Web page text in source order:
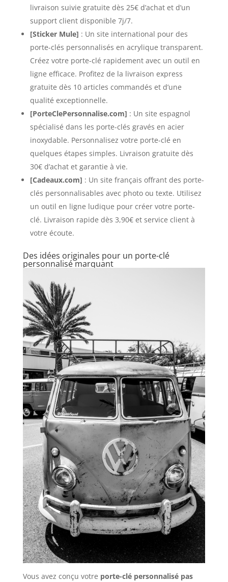
livraison suivie gratuite dès 25€ d’achat et d’un
support client disponible 7j/7.
[Sticker Mule] : Un site international pour des
porte-clés personnalisés en acrylique transparent.
Créez votre porte-clé rapidement avec un outil en
ligne efficace. Profitez de la livraison express
gratuite dès 10 articles commandés et d’une
qualité exceptionnelle.
[PorteClePersonnalise.com] : Un site espagnol
spécialisé dans les porte-clés gravés en acier
inoxydable. Personnalisez votre porte-clé en
quelques étapes simples. Livraison gratuite dès
30€ d’achat et garantie à vie.
[Cadeaux.com] : Un site français offrant des porte-
clés personnalisables avec photo ou texte. Utilisez
un outil en ligne ludique pour créer votre porte-
clé. Livraison rapide dès 3,90€ et service client à
votre écoute.
Des idées originales pour un porte-clé
personnalisé marquant
Vous avez conçu votre porte-clé personnalisé pas